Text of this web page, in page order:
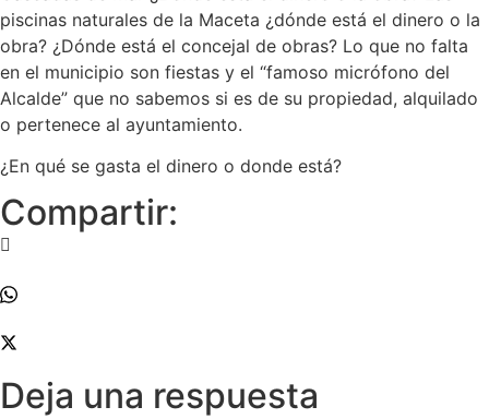
piscinas naturales de la Maceta ¿dónde está el dinero o la
obra? ¿Dónde está el concejal de obras? Lo que no falta
en el municipio son fiestas y el “famoso micrófono del
Alcalde” que no sabemos si es de su propiedad, alquilado
o pertenece al ayuntamiento.
¿En qué se gasta el dinero o donde está?
Compartir:
Deja una respuesta